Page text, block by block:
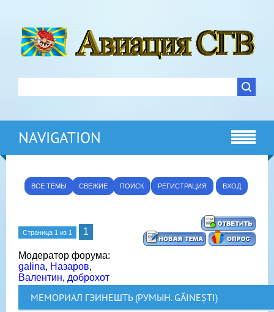
NAVIGATION
ВСЕ ТЕМЫ СВЕЖИЕ ПОИСК РЕГИСТРАЦИЯ ВХОД
Страница 1 из 1 1
Модератор форума:
galina, Назаров,
Валентин, доброхот
МЕМОРИАЛ ГЭИНЕШТЬ (РУМЫН. GĂINEȘTI)